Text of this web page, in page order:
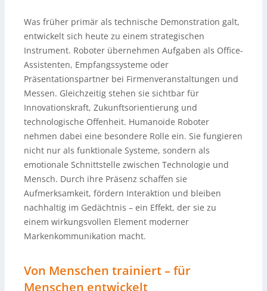
Was früher primär als technische Demonstration galt,
entwickelt sich heute zu einem strategischen
Instrument. Roboter übernehmen Aufgaben als Office-
Assistenten, Empfangssysteme oder
Präsentationspartner bei Firmenveranstaltungen und
Messen. Gleichzeitig stehen sie sichtbar für
Innovationskraft, Zukunftsorientierung und
technologische Offenheit. Humanoide Roboter
nehmen dabei eine besondere Rolle ein. Sie fungieren
nicht nur als funktionale Systeme, sondern als
emotionale Schnittstelle zwischen Technologie und
Mensch. Durch ihre Präsenz schaffen sie
Aufmerksamkeit, fördern Interaktion und bleiben
nachhaltig im Gedächtnis – ein Effekt, der sie zu
einem wirkungsvollen Element moderner
Markenkommunikation macht.
Von Menschen trainiert – für
Menschen entwickelt